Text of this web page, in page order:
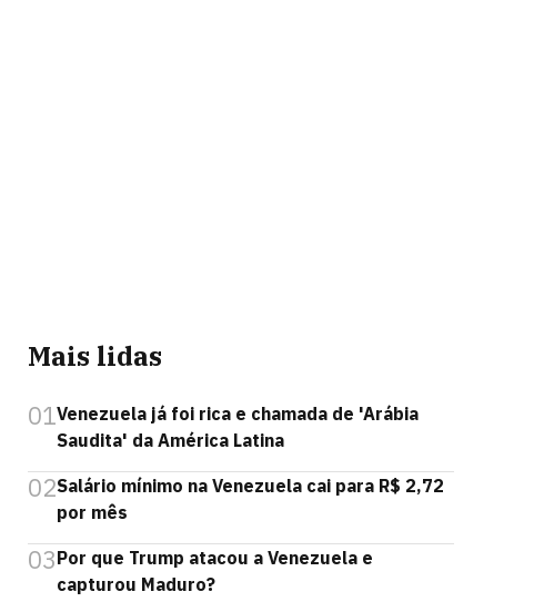
Mais lidas
01Venezuela já foi rica e chamada de 'Arábia
Saudita' da América Latina
02Salário mínimo na Venezuela cai para R$ 2,72
por mês
03Por que Trump atacou a Venezuela e
capturou Maduro?